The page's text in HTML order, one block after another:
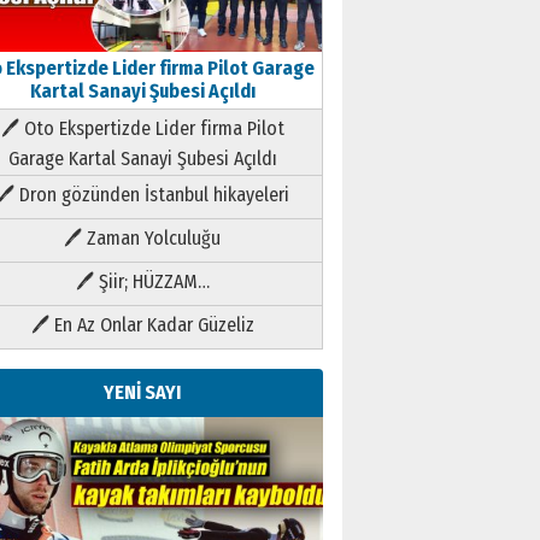
Ekspertizde Lider firma Pilot Garage
Kartal Sanayi Şubesi Açıldı
🖊 Oto Ekspertizde Lider firma Pilot
Garage Kartal Sanayi Şubesi Açıldı
Dron gözünden İstanbul hikayeleri
🖊 Zaman Yolculuğu
🖊 Şiir; HÜZZAM…
🖊 En Az Onlar Kadar Güzeliz
YENİ SAYI